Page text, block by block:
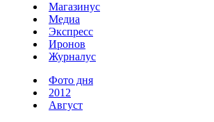
Магазинус
Медиа
Экспресс
Иронов
Журналус
Фото дня
2012
Август